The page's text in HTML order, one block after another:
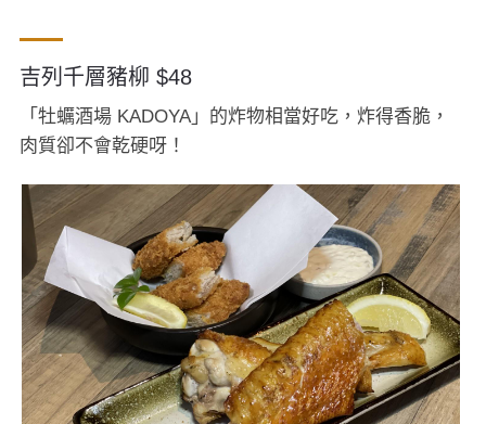
吉列千層豬柳 $48
「牡蠣酒場 KADOYA」的炸物相當好吃，炸得香脆，
肉質卻不會乾硬呀！